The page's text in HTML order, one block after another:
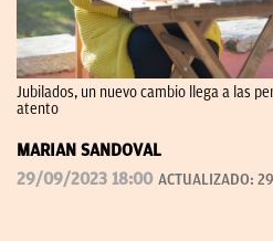
Jubilados, un nuevo cambio llega a las
atento
MARIAN SANDOVAL
29/09/2023 18:00 ACTUALIZADO: